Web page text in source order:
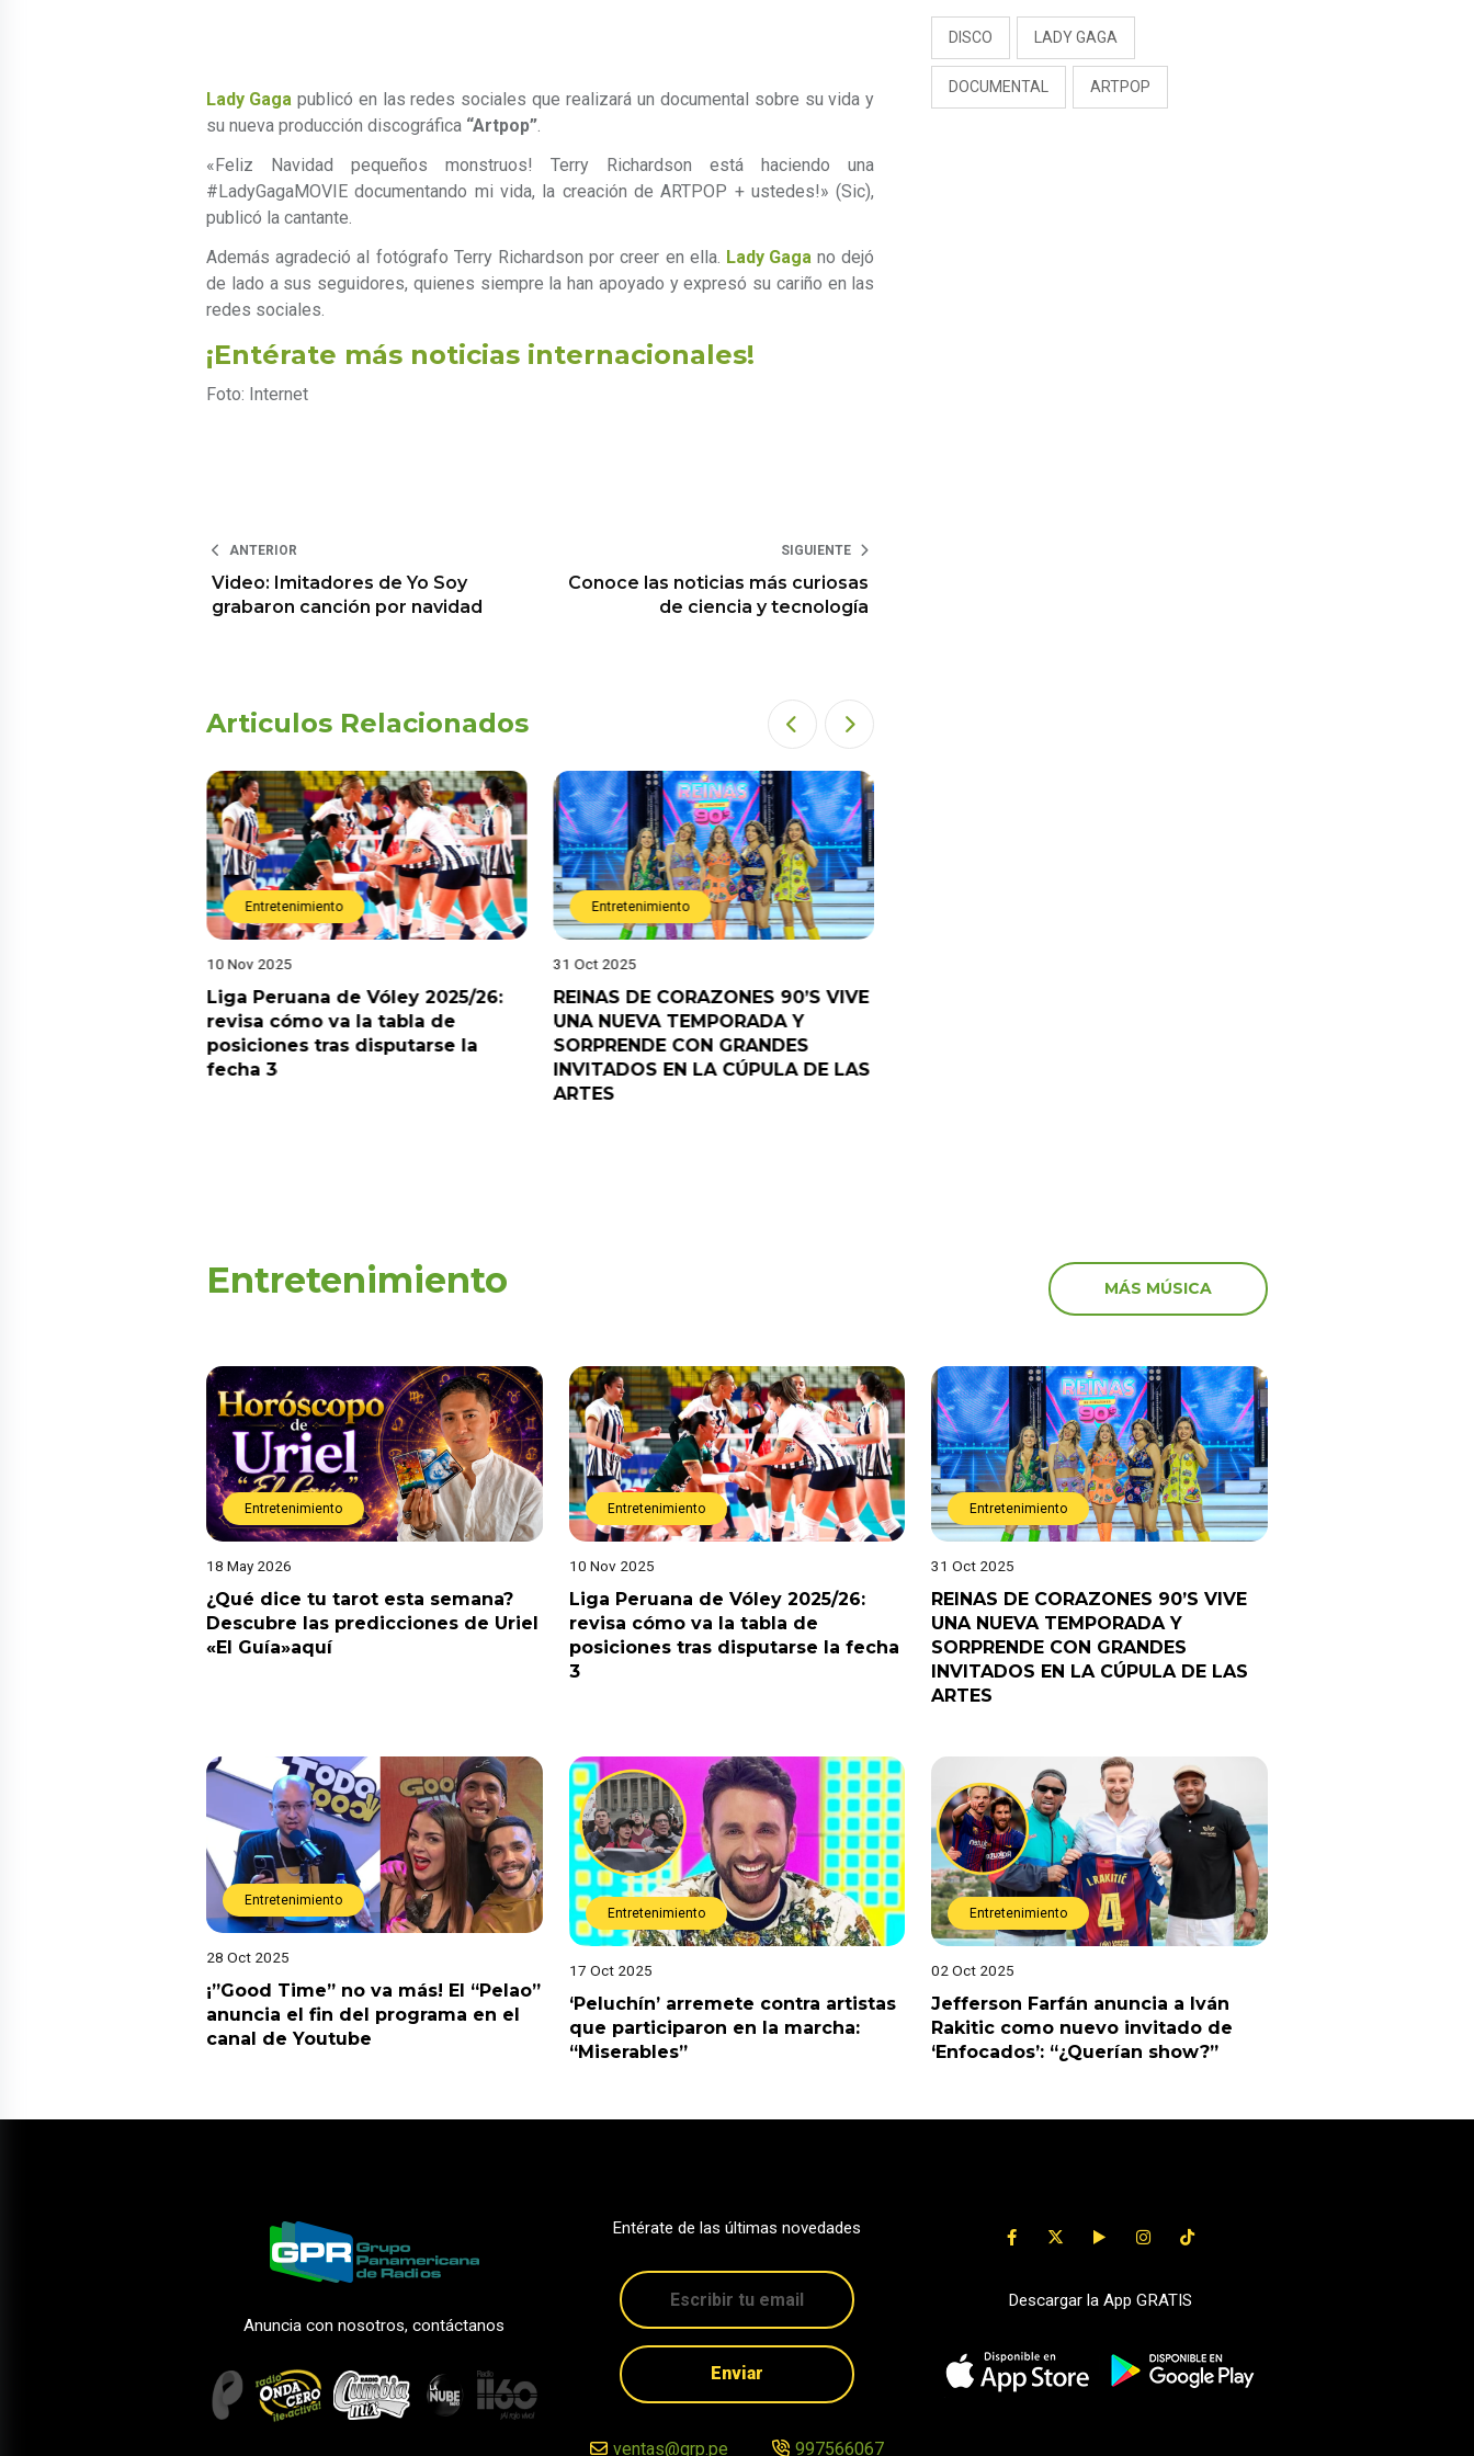
Lady Gaga publicó en las redes sociales que realizará un documental sobre su vida y
su nueva producción discográfica “Artpop”.
«Feliz Navidad pequeños monstruos! Terry Richardson está haciendo una
#LadyGagaMOVIE documentando mi vida, la creación de ARTPOP + ustedes!» (Sic),
publicó la cantante.
Además agradeció al fotógrafo Terry Richardson por creer en ella. Lady Gagano dejó
de lado a sus seguidores, quienes siempre la han apoyado y expresó su cariño en las
redes sociales.
¡Entérate más noticias internacionales!
Foto: Internet
ANTERIOR
Video: Imitadores de Yo Soy
grabaron canción por navidad
SIGUIENTE
Conoce las noticias más curiosas
de ciencia y tecnología
Articulos Relacionados
Entretenimiento
10 Nov 2025
Liga Peruana de Vóley 2025/26:
revisa cómo va la tabla de
posiciones tras disputarse la
fecha 3
Entretenimiento
31 Oct 2025
REINAS DE CORAZONES 90’S VIVE
UNA NUEVA TEMPORADA Y
SORPRENDE CON GRANDES
INVITADOS EN LA CÚPULA DE LAS
ARTES
DISCO LADY GAGA
DOCUMENTAL ARTPOP
Entretenimiento MÁS MÚSICA
Entretenimiento
18 May 2026
¿Qué dice tu tarot esta semana?
Descubre las predicciones de Uriel
«El Guía»aquí
Entretenimiento
10 Nov 2025
Liga Peruana de Vóley 2025/26:
revisa cómo va la tabla de
posiciones tras disputarse la fecha
3
Entretenimiento
31 Oct 2025
REINAS DE CORAZONES 90’S VIVE
UNA NUEVA TEMPORADA Y
SORPRENDE CON GRANDES
INVITADOS EN LA CÚPULA DE LAS
ARTES
Entretenimiento
28 Oct 2025
¡”Good Time” no va más! El “Pelao”
anuncia el fin del programa en el
canal de Youtube
Entretenimiento
17 Oct 2025
‘Peluchín’ arremete contra artistas
que participaron en la marcha:
“Miserables”
Entretenimiento
02 Oct 2025
Jefferson Farfán anuncia a Iván
Rakitic como nuevo invitado de
‘Enfocados’: “¿Querían show?”
Anuncia con nosotros, contáctanos
Entérate de las últimas novedades
Enviar
ventas@grp.pe 997566067
Descargar la App GRATIS